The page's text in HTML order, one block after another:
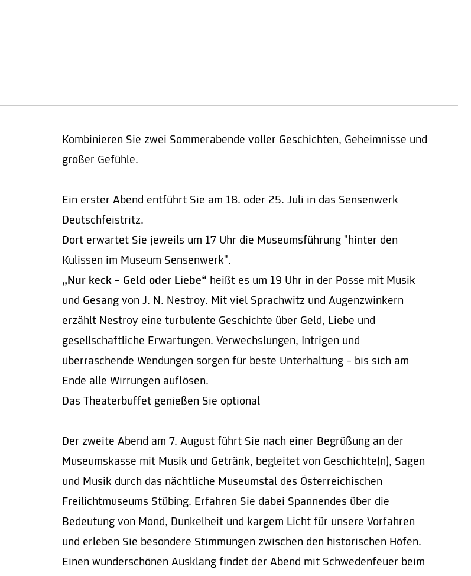
Kombinieren Sie zwei Sommerabende voller Geschichten, Geheimnisse und
großer Gefühle.
Ein erster Abend entführt Sie am 18. oder 25. Juli in das Sensenwerk
Deutschfeistritz.
Dort erwartet Sie jeweils um 17 Uhr die Museumsführung "hinter den
Kulissen im Museum Sensenwerk".
„Nur keck – Geld oder Liebe“ heißt es um 19 Uhr in der Posse mit Musik
und Gesang von J. N. Nestroy. Mit viel Sprachwitz und Augenzwinkern
erzählt Nestroy eine turbulente Geschichte über Geld, Liebe und
gesellschaftliche Erwartungen. Verwechslungen, Intrigen und
überraschende Wendungen sorgen für beste Unterhaltung – bis sich am
Ende alle Wirrungen auflösen.
Das Theaterbuffet genießen Sie optional
Der zweite Abend am 7. August führt Sie nach einer Begrüßung an der
Museumskasse mit Musik und Getränk, begleitet von Geschichte(n), Sagen
und Musik durch das nächtliche Museumstal des Österreichischen
Freilichtmuseums Stübing. Erfahren Sie dabei Spannendes über die
Bedeutung von Mond, Dunkelheit und kargem Licht für unsere Vorfahren
und erleben Sie besondere Stimmungen zwischen den historischen Höfen.
Einen wunderschönen Ausklang findet der Abend mit Schwedenfeuer beim